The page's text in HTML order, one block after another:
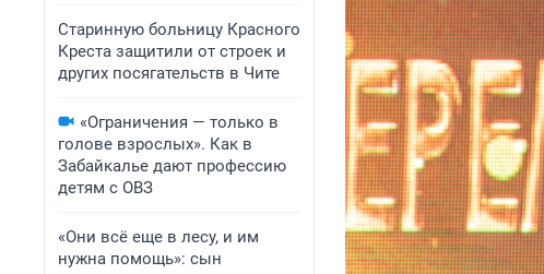
Старинную больницу Красного
Креста защитили от строек и
других посягательств в Чите
«Ограничения — только в
голове взрослых». Как в
Забайкалье дают профессию
детям с ОВЗ
«Они всё еще в лесу, и им
нужна помощь»: сын